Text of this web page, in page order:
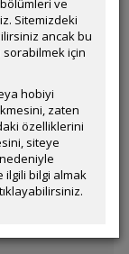
FOTO ARA
ve
Sitemizdeki
ancak bu
için
hobiyi
zaten
özelliklerini
siteye
ilgili bilgi almak